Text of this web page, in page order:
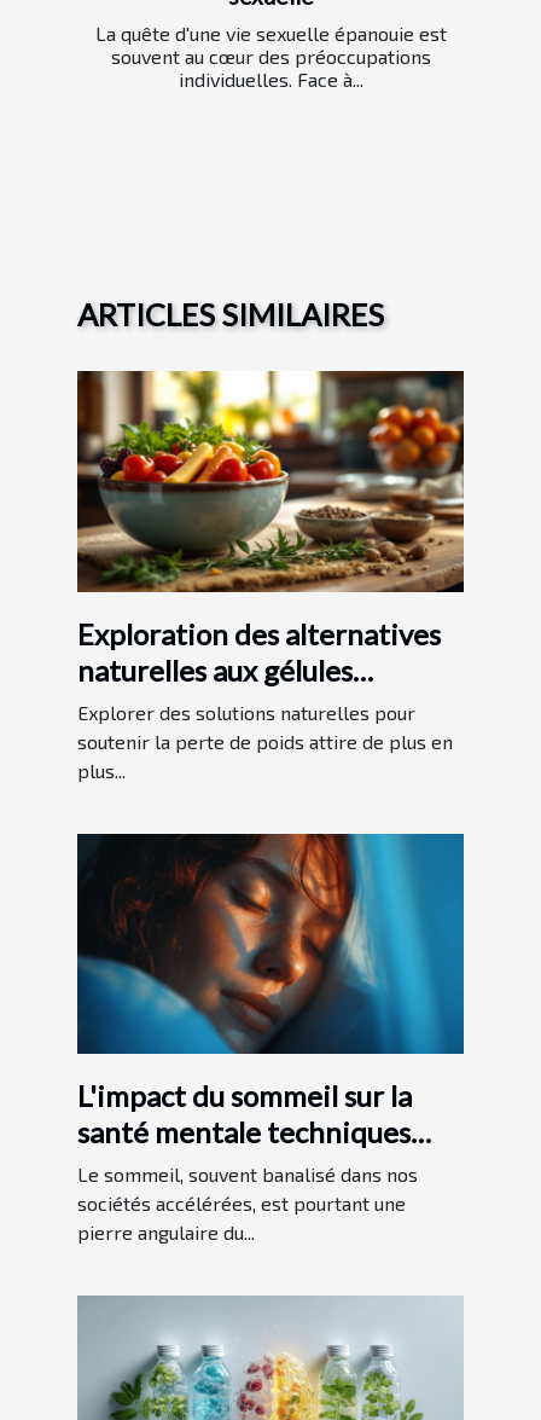
La quête d'une vie sexuelle épanouie est
souvent au cœur des préoccupations
individuelles. Face à...
ARTICLES SIMILAIRES
Exploration des alternatives
naturelles aux gélules
minceur traditionnelles
Explorer des solutions naturelles pour
soutenir la perte de poids attire de plus en
plus...
L'impact du sommeil sur la
santé mentale techniques
d'amélioration pour un bien-
être quotidien
Le sommeil, souvent banalisé dans nos
sociétés accélérées, est pourtant une
pierre angulaire du...